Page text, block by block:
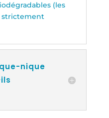
(les
strictement
nique